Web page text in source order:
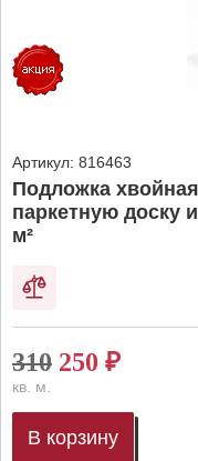
Артикул: 816463
Подложка
паркетную доску
м²
310 250 ₽
кв. м.
В корзину